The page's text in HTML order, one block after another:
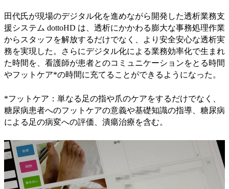
田代氏が現場のデジタル化を進めながら開発した透析業務支
援システム dottoHD は、透析にかかわる膨大な事務処理作業
からスタッフを解放するだけでなく、より安全安心な透析実
務を実現した。さらにデジタル化による業務効率化で生まれ
た時間を、看護師が患者とのコミュニケーションをとる時間
やフットケア*の時間に充てることができるようになった。
*フットケア：単なる足の指や爪のケアをするだけでなく、
糖尿病患者へのフットケアの意義や基礎知識の指導、糖尿病
による足の病変への評価、潰瘍治療を含む。